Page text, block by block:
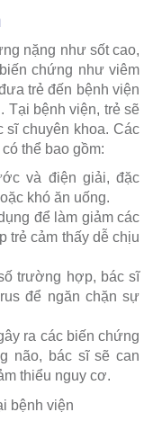
nặng như sốt cao,
chứng như viêm
trẻ đến bệnh viện
Tại bệnh viện, trẻ sẽ
chuyên khoa. Các
thể bao gồm:
và điện giải, đặc
khó ăn uống.
để làm giảm các
trẻ cảm thấy dễ chịu
trường hợp, bác sĩ
để ngăn chặn sự
ra các biến chứng
não, bác sĩ sẽ can
thiểu nguy cơ.